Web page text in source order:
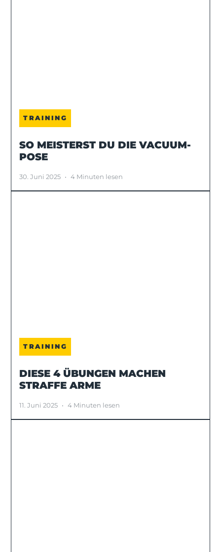
TRAINING
SO MEISTERST DU DIE VACUUM-
POSE
30. Juni 2025 • 4 Minuten lesen
TRAINING
DIESE 4 ÜBUNGEN MACHEN
STRAFFE ARME
11. Juni 2025 • 4 Minuten lesen